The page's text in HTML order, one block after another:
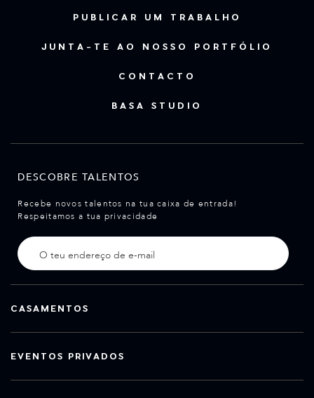
PUBLICAR UM TRABALHO
JUNTA-TE AO NOSSO PORTFÓLIO
CONTACTO
BASA STUDIO
DESCOBRE TALENTOS
Recebe novos talentos na tua caixa de entrada!
Respeitamos a tua privacidade
CASAMENTOS
EVENTOS PRIVADOS